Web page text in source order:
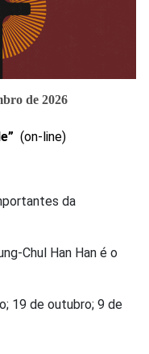
de 2026
(on-line)
da
Chul Han Han é o
19 de outubro; 9 de